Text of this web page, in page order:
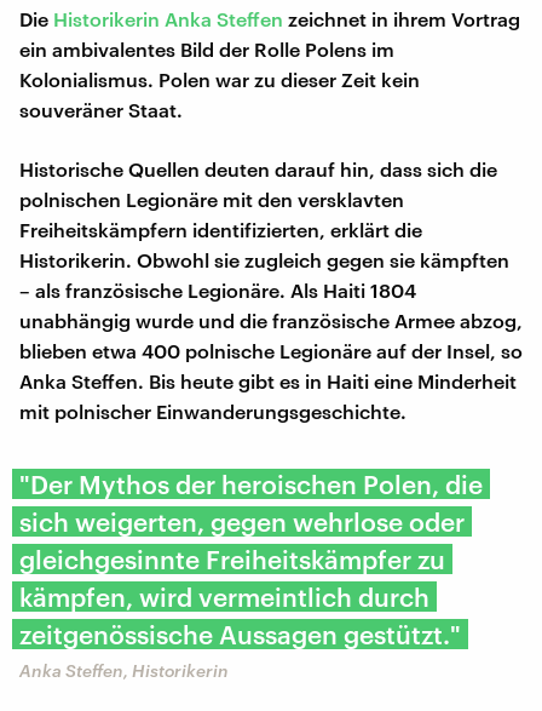
Die Historikerin Anka Steffen zeichnet in ihrem Vortrag
ein ambivalentes Bild der Rolle Polens im
Kolonialismus. Polen war zu dieser Zeit kein
souveräner Staat.
Historische Quellen deuten darauf hin, dass sich die
polnischen Legionäre mit den versklavten
Freiheitskämpfern identifizierten, erklärt die
Historikerin. Obwohl sie zugleich gegen sie kämpften
– als französische Legionäre. Als Haiti 1804
unabhängig wurde und die französische Armee abzog,
blieben etwa 400 polnische Legionäre auf der Insel, so
Anka Steffen. Bis heute gibt es in Haiti eine Minderheit
mit polnischer Einwanderungsgeschichte.
"Der Mythos der heroischen Polen, die
sich weigerten, gegen wehrlose oder
gleichgesinnte Freiheitskämpfer zu
kämpfen, wird vermeintlich durch
zeitgenössische Aussagen gestützt."
Anka Steffen, Historikerin